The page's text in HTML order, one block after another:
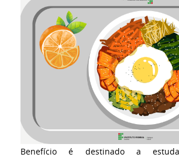
Benefício é destinado a